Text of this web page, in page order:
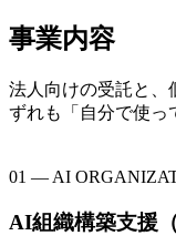
事業内容
法人向けの受託と、
ずれも「自分で使っ
01 — AI
AI組織構築支援（